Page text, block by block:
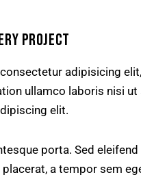
PROJECT
adipisicing
ullamco laboris nisi
elit.
porta. Sed
a tempor sem